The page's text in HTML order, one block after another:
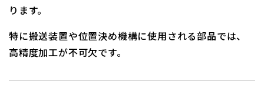
ります。
特に搬送装置や位置決め機構に使用される部品では、
高精度加工が不可欠です。